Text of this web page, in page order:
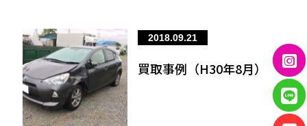
2018.09.21
買取事例（H30年8月）